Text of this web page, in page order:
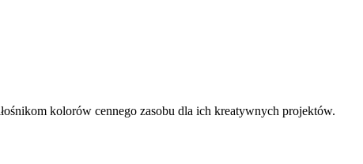
kolorów cennego zasobu dla ich kreatywnych projektów.